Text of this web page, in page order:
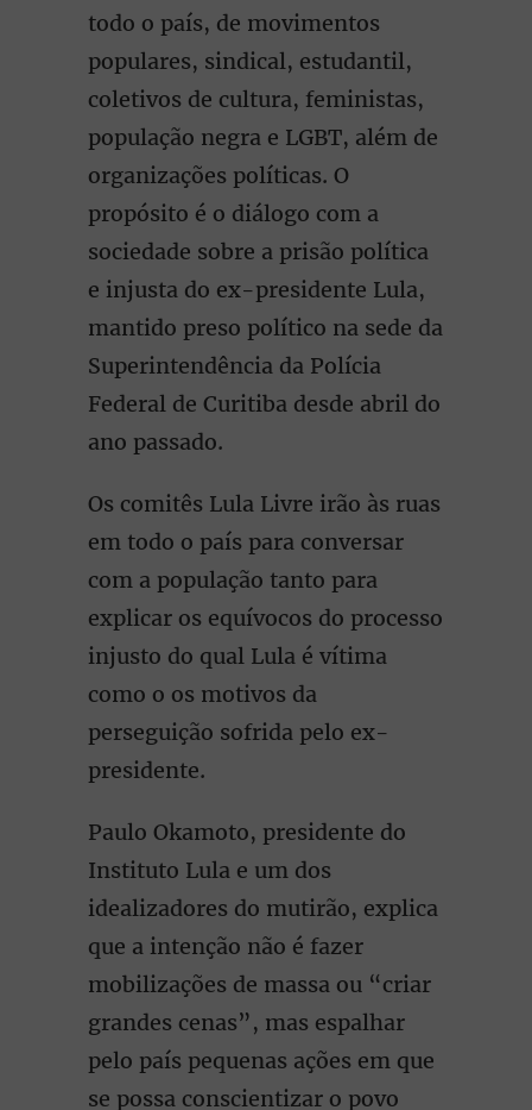
todo o país, de movimentos
populares, sindical, estudantil,
coletivos de cultura, feministas,
população negra e LGBT, além de
organizações políticas. O
propósito é o diálogo com a
sociedade sobre a prisão política
e injusta do ex-presidente Lula,
mantido preso político na sede da
Superintendência da Polícia
Federal de Curitiba desde abril do
ano passado.
Os comitês Lula Livre irão às ruas
em todo o país para conversar
com a população tanto para
explicar os equívocos do processo
injusto do qual Lula é vítima
como o os motivos da
perseguição sofrida pelo ex-
presidente.
Paulo Okamoto, presidente do
Instituto Lula e um dos
idealizadores do mutirão, explica
que a intenção não é fazer
mobilizações de massa ou “criar
grandes cenas”, mas espalhar
pelo país pequenas ações em que
se possa conscientizar o povo